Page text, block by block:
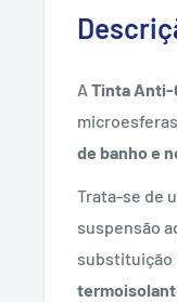
A Tinta Anti-
de banho e
Trata-se de
suspensão
substituição